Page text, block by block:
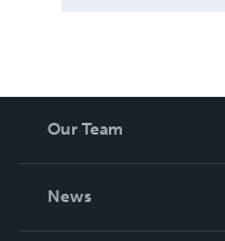
Our Team
News